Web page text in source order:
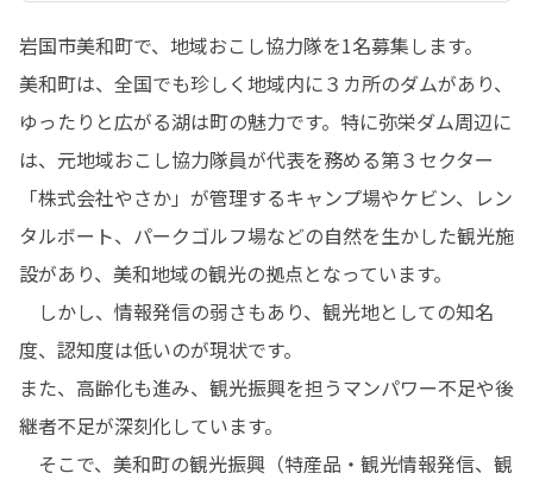
岩国市美和町で、地域おこし協力隊を1名募集します。
美和町は、全国でも珍しく地域内に３カ所のダムがあり、
ゆったりと広がる湖は町の魅力です。特に弥栄ダム周辺に
は、元地域おこし協力隊員が代表を務める第３セクター
「株式会社やさか」が管理するキャンプ場やケビン、レン
タルボート、パークゴルフ場などの自然を生かした観光施
設があり、美和地域の観光の拠点となっています。
しかし、情報発信の弱さもあり、観光地としての知名
度、認知度は低いのが現状です。
また、高齢化も進み、観光振興を担うマンパワー不足や後
継者不足が深刻化しています。
そこで、美和町の観光振興（特産品・観光情報発信、観